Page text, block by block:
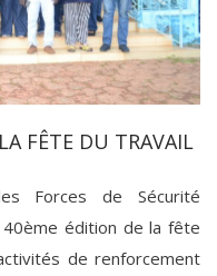
FÊTE DU TRAVAIL
Forces de Sécurité
édition de la fête
de renforcement